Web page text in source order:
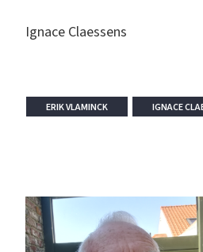
Ignace Claessens
ERIK VLAMINCK IGNACE